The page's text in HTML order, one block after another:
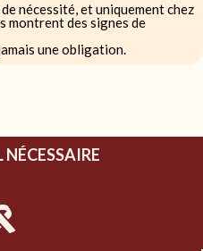
de nécessité, et uniquement chez
montrent des signes de
une obligation.
NÉCESSAIRE